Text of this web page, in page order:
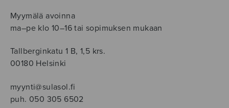
Myymälä avoinna
ma–pe klo 10–16 tai sopimuksen mukaan
Tallberginkatu 1 B, 1,5 krs.
00180 Helsinki
myynti@sulasol.fi
puh. 050 305 6502